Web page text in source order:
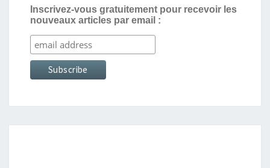
Inscrivez-vous gratuitement pour recevoir les
nouveaux articles par email :